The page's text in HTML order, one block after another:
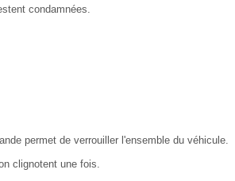
condamnées.
permet de verrouiller l'ensemble du véhicule.
clignotent une fois.